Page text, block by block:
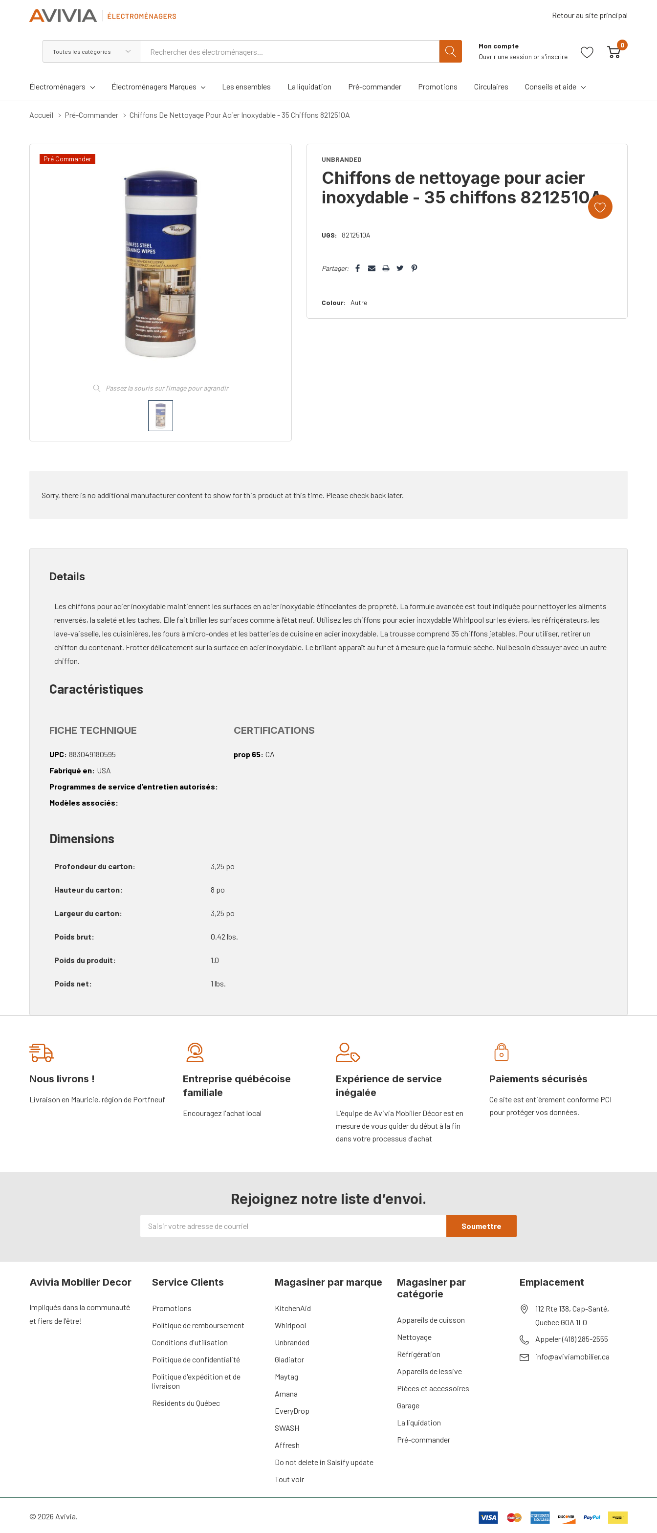
Retour au site principal
les
Mon compte
Ouvrir une session or s'inscrire
0
Électroménagers Électroménagers Marques Les ensembles La liquidation Pré-commander Promotions Circulaires Conseils et aide
Accueil Pré-Commander Chiffons De Nettoyage Pour Acier Inoxydable - 35 Chiffons 8212510A
Pré Commander
Passez la souris sur l’image pour agrandir
UNBRANDED
Chiffons de nettoyage pour acier
inoxydable - 35 chiffons 8212510A
UGS: 8212510A
vous!
Partager:
Colour: Autre
Sorry, there is no additional manufacturer content to show for this product at this time. Please check back later.
Details
Les chiffons pour acier inoxydable maintiennent les surfaces en acier inoxydable étincelantes de propreté. La formule avancée est tout indiquée pour nettoyer les aliments
renversés, la saleté et les taches. Elle fait briller les surfaces comme à l’état neuf. Utilisez les chiffons pour acier inoxydable Whirlpool sur les éviers, les réfrigérateurs, les
lave-vaisselle, les cuisinières, les fours à micro-ondes et les batteries de cuisine en acier inoxydable. La trousse comprend 35 chiffons jetables. Pour utiliser, retirer un
chiffon du contenant. Frotter délicatement sur la surface en acier inoxydable. Le brillant apparaît au fur et à mesure que la formule sèche. Nul besoin d’essuyer avec un autre
chiffon.
Caractéristiques
FICHE TECHNIQUE
UPC 883049180595
Fabriqué en USA
Programmes de service d'entretien autorisés
Modèles associés
CERTIFICATIONS
prop 65 CA
Dimensions
Profondeur du carton 3,25 po
Hauteur du carton 8 po
Largeur du carton 3,25 po
Poids brut 0.42 lbs.
Poids du produit 1.0
Poids net 1 lbs.
personnalisé
Nous livrons !
Livraison en Mauricie, région de Portfneuf
Entreprise québécoise
familiale
Encouragez l'achat local
Expérience de service
inégalée
L'équipe de Avivia Mobilier Décor est en
mesure de vous guider du début à la fin
dans votre processus d'achat
Paiements sécurisés
Ce site est entièrement conforme PCI
pour protéger vos données.
Rejoignez notre liste d’envoi.
de
Avivia Mobilier Decor
Impliqués dans la communauté
et fiers de l'être!
Service Clients
Promotions
Politique de remboursement
Conditions d'utilisation
Politique de confidentialité
Politique d'expédition et de
livraison
Résidents du Québec
Magasiner par marque
KitchenAid
Whirlpool
Unbranded
Gladiator
Maytag
Amana
EveryDrop
SWASH
Affresh
Do not delete in Salsify update
Tout voir
Magasiner par
catégorie
Appareils de cuisson
Nettoyage
Réfrigération
Appareils de lessive
Pièces et accessoires
Garage
La liquidation
Pré-commander
Emplacement
112 Rte 138, Cap-Santé,
Quebec G0A 1L0
Appeler (418) 285-2555
info@aviviamobilier.ca
© 2026 Avivia.